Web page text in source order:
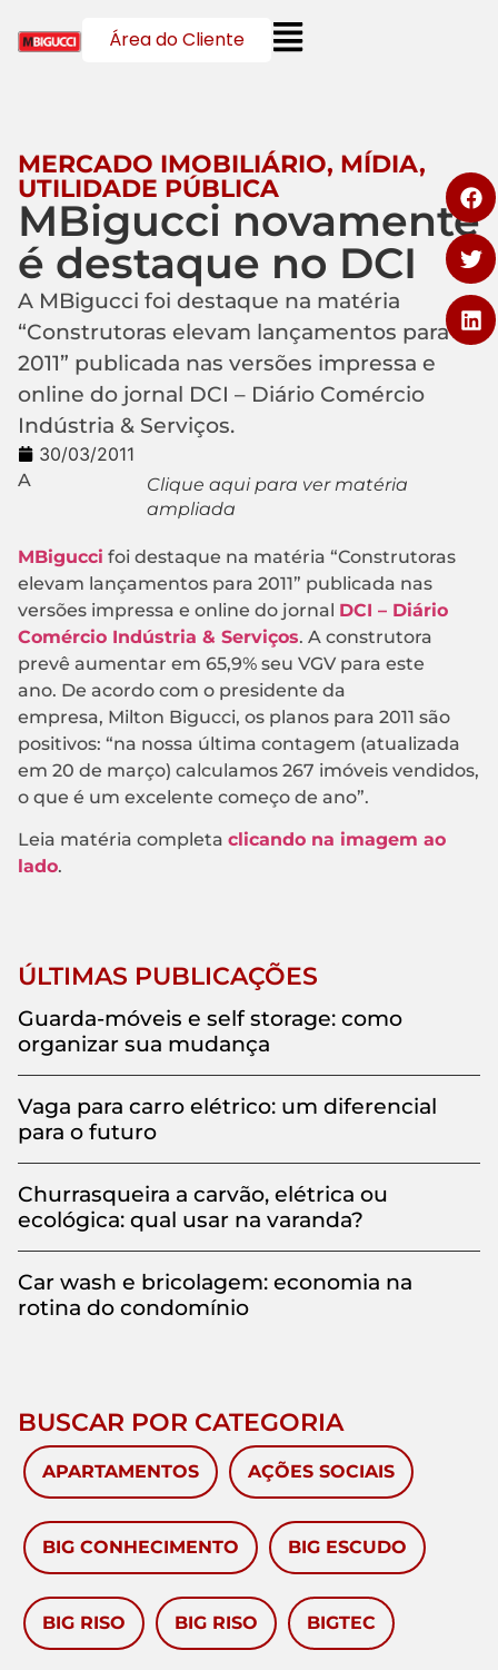
Área do Cliente
MERCADO IMOBILIÁRIO, MÍDIA,
UTILIDADE PÚBLICA
MBigucci novamente
é destaque no DCI
A MBigucci foi destaque na matéria
“Construtoras elevam lançamentos para
2011” publicada nas versões impressa e
online do jornal DCI – Diário Comércio
Indústria & Serviços.
30/03/2011
Clique aqui para ver matéria
ampliada
A
MBigucci foi destaque na matéria “Construtoras
elevam lançamentos para 2011” publicada nas
versões impressa e online do jornal DCI – Diário
Comércio Indústria & Serviços. A construtora
prevê aumentar em 65,9% seu VGV para este
ano. De acordo com o presidente da
empresa, Milton Bigucci, os planos para 2011 são
positivos: “na nossa última contagem (atualizada
em 20 de março) calculamos 267 imóveis vendidos,
o que é um excelente começo de ano”.
Leia matéria completa clicando na imagem ao
lado.
ÚLTIMAS PUBLICAÇÕES
Guarda-móveis e self storage: como
organizar sua mudança
Vaga para carro elétrico: um diferencial
para o futuro
Churrasqueira a carvão, elétrica ou
ecológica: qual usar na varanda?
Car wash e bricolagem: economia na
rotina do condomínio
BUSCAR POR CATEGORIA
APARTAMENTOS AÇÕES SOCIAIS
BIG CONHECIMENTO BIG ESCUDO
BIG RISO BIG RISO BIGTEC